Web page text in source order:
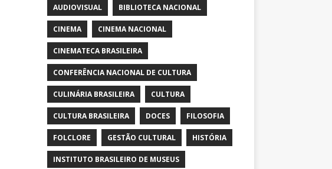
AUDIOVISUAL BIBLIOTECA NACIONAL
CINEMA CINEMA NACIONAL
CINEMATECA BRASILEIRA
CONFERÊNCIA NACIONAL DE CULTURA
CULINÁRIA BRASILEIRA CULTURA
CULTURA BRASILEIRA DOCES FILOSOFIA
FOLCLORE GESTÃO CULTURAL HISTÓRIA
INSTITUTO BRASILEIRO DE MUSEUS